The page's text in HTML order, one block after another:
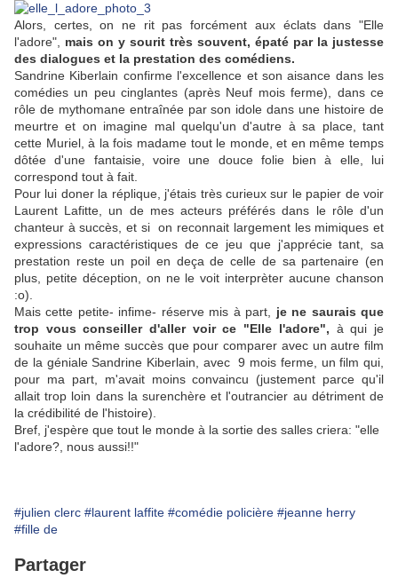
Alors, certes, on ne rit pas forcément aux éclats dans "Elle
l'adore", mais on y sourit très souvent, épaté par la justesse
des dialogues et la prestation des comédiens.
Sandrine Kiberlain confirme l'excellence et son aisance dans les
comédies un peu cinglantes (après Neuf mois ferme), dans ce
rôle de mythomane entraînée par son idole dans une histoire de
meurtre et on imagine mal quelqu'un d'autre à sa place, tant
cette Muriel, à la fois madame tout le monde, et en même temps
dôtée d'une fantaisie, voire une douce folie bien à elle, lui
correspond tout à fait.
Pour lui doner la réplique, j'étais très curieux sur le papier de voir
Laurent Lafitte, un de mes acteurs préférés dans le rôle d'un
chanteur à succès, et si on reconnait largement les mimiques et
expressions caractéristiques de ce jeu que j'apprécie tant, sa
prestation reste un poil en deça de celle de sa partenaire (en
plus, petite déception, on ne le voit interprèter aucune chanson
:o).
Mais cette petite- infime- réserve mis à part, je ne saurais que
trop vous conseiller d'aller voir ce "Elle l'adore", à qui je
souhaite un même succès que pour comparer avec un autre film
de la géniale Sandrine Kiberlain, avec 9 mois ferme, un film qui,
pour ma part, m'avait moins convaincu (justement parce qu'il
allait trop loin dans la surenchère et l'outrancier au détriment de
la crédibilité de l'histoire).
Bref, j'espère que tout le monde à la sortie des salles criera: "elle
l'adore?, nous aussi!!"
#julien clerc #laurent laffite #comédie policière #jeanne herry
#fille de
Partager